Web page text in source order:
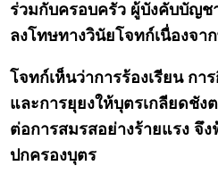
ร่วมกับครอบครัว ผู้บังคับบัญช
ลงโทษทางวินัยโจทก์เนื่องจ
โจทก์เห็นว่าการร้องเรียน ก
และการยุยงให้บุตรเกลียดชัง
ต่อการสมรสอย่างร้ายแรง จึ
ปกครองบุตร